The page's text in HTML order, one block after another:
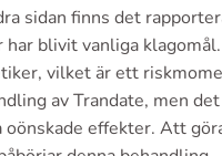
sidan finns det
blivit vanliga
vilket är ett
av Trandate, men
oönskade effekter. Att